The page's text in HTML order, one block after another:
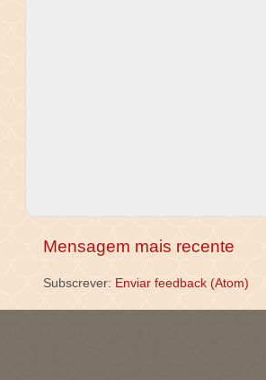
Mensagem mais recente
Subscrever: Enviar feedback (Atom)